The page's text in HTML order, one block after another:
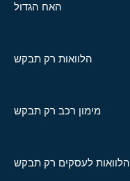
האח הגדול
הלוואות רק תבקש
מימון רכב רק תבקש
הלוואות לעסקים רק תבקש